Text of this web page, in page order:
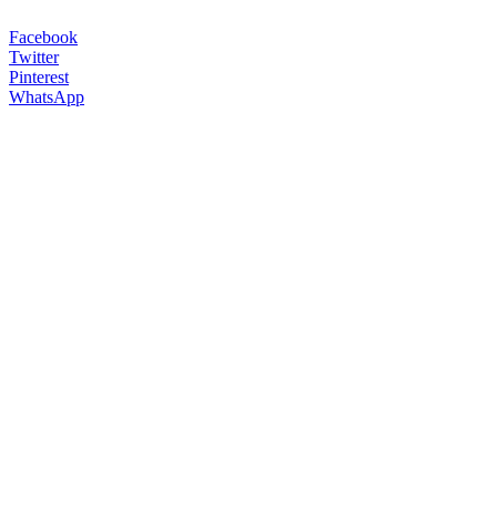
Facebook
Twitter
Pinterest
WhatsApp